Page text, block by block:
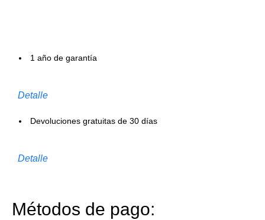
1 año de garantía
Detalle
Devoluciones gratuitas de 30 días
Detalle
Métodos de pago: